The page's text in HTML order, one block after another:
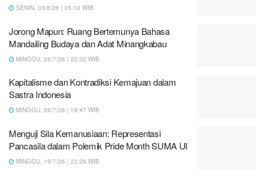
SENIN, 03/8/26 | 05:10 WIB
Jorong Mapun: Ruang Bertemunya Bahasa
Mandailing Budaya dan Adat Minangkabau
MINGGU, 26/7/26 | 22:02 WIB
Kapitalisme dan Kontradiksi Kemajuan dalam
Sastra Indonesia
MINGGU, 26/7/26 | 18:47 WIB
Menguji Sila Kemanusiaan: Representasi
Pancasila dalam Polemik Pride Month SUMA UI
MINGGU, 19/7/26 | 22:26 WIB